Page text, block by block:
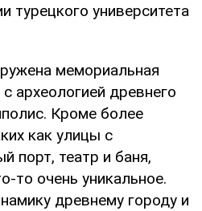
турецкого университета
мемориальная
археологией древнего
Кроме более
как улицы с
порт, театр и баня,
то очень уникальное.
древнему городу и